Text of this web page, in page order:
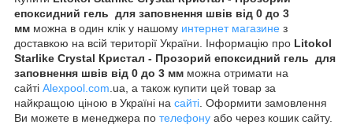
епоксидний гель для заповнення швів від 0 до 3
мм можна в один клік у нашому интернет магазине з
доставкою на всій території України. Інформацію про Litokol
Starlike Crystal Кристал - Прозорий епоксидний гель для
заповнення швів від 0 до 3 мм можна отримати на
сайті Alexpool.com.ua, а також купити цей товар за
найкращою ціною в Україні на сайті. Оформити замовлення
Ви можете в менеджера по телефону або через кошик сайту.